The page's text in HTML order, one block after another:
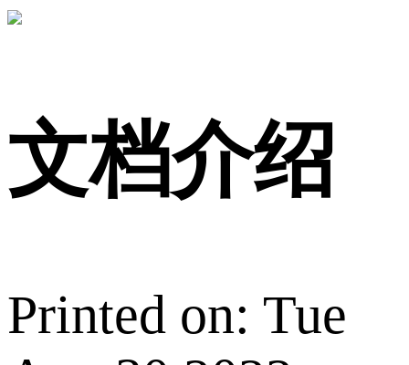
文档介绍
Printed on: Tue